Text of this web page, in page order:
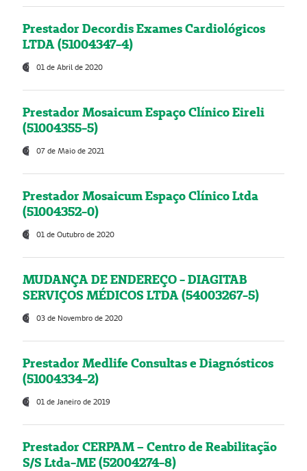
Prestador Decordis Exames Cardiológicos
LTDA (51004347-4)
01 de Abril de 2020
Prestador Mosaicum Espaço Clínico Eireli
(51004355-5)
07 de Maio de 2021
Prestador Mosaicum Espaço Clínico Ltda
(51004352-0)
01 de Outubro de 2020
MUDANÇA DE ENDEREÇO - DIAGITAB
SERVIÇOS MÉDICOS LTDA (54003267-5)
03 de Novembro de 2020
Prestador Medlife Consultas e Diagnósticos
(51004334-2)
01 de Janeiro de 2019
Prestador CERPAM – Centro de Reabilitação
S/S Ltda-ME (52004274-8)